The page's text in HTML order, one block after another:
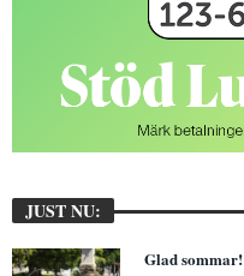
JUST NU:
Glad sommar!